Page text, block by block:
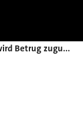
ZF-Betriebsratschef wird Betrug zugunsten der IG Metall vorgeworfen